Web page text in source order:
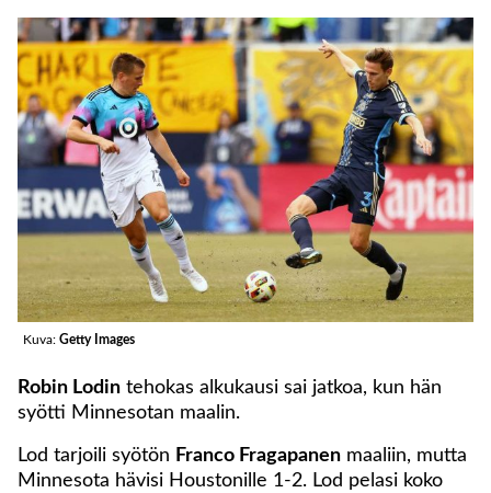
Kuva: Getty Images
Robin Lodin tehokas alkukausi sai jatkoa, kun hän
syötti Minnesotan maalin.
Lod tarjoili syötön Franco Fragapanen maaliin, mutta
Minnesota hävisi Houstonille 1-2. Lod pelasi koko